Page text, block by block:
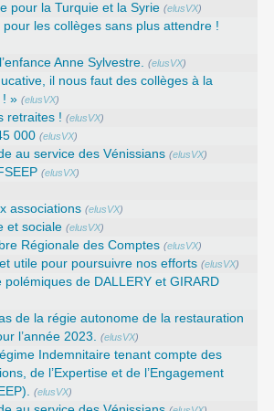
pour la Turquie et la Syrie (elusVX)
pour les collèges sans plus attendre !
Anne Sylvestre. (elusVX)
il nous faut des collèges à la
! » (elusVX)
retraites ! (elusVX)
000 (elusVX)
au service des Vénissians (elusVX)
(elusVX)
associations (elusVX)
et sociale (elusVX)
Régionale des Comptes (elusVX)
utile pour poursuivre nos efforts (elusVX)
polémiques de DALLERY et GIRARD
de la régie autonome de la restauration
l’année 2023. (elusVX)
Indemnitaire tenant compte des
de l’Expertise et de l’Engagement
(elusVX)